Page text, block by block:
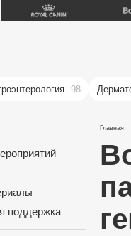
98
поддержка
Главная